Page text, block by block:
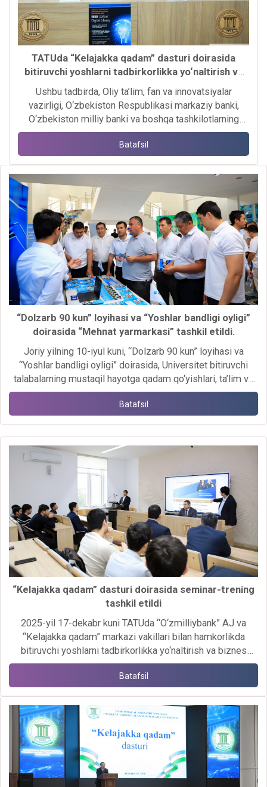
TATUda “Kelajakka qadam” dasturi doirasida
bitiruvchi yoshlarni tadbirkorlikka yo‘naltirish va
ularning biznes loyihalarini moliyalashtirish
masalalariga bag‘ishlangan seminar-trening
tashkil etildi.
Ushbu tadbirda, Oliy ta’lim, fan va innovatsiyalar
vazirligi, O‘zbekiston Respublikasi markaziy banki,
O‘zbekiston milliy banki va boshqa tashkilotlarning
mas’ul hodimlari ishtirok etishdi.
Batafsil
“Dolzarb 90 kun” loyihasi va “Yoshlar bandligi oyligi”
doirasida “Mehnat yarmarkasi” tashkil etildi.
Joriy yilning 10-iyul kuni, “Dolzarb 90 kun” loyihasi va
“Yoshlar bandligi oyligi” doirasida, Universitet bitiruvchi
talabalarning mustaqil hayotga qadam qo‘yishlari, ta’lim va
bandlik sohalarida o‘z iqtidori va salohiyatini to‘liq namoyon
etishlari uchun sharoitlarni kengaytirish, ularning bandligiga
qiziqishlarini yanada kuchaytirish va potensial ish
beruvchilar bilan ularni to‘g‘ridan-to‘g‘ri aloqasini yo‘lga
qo‘yishga ko‘maklashish maqsadida, “Mehnat yarmarkasi”
Batafsil
“Kelajakka qadam” dasturi doirasida seminar-trening
tashkil etildi
2025-yil 17-dekabr kuni TATUda “O‘zmilliybank” AJ va
“Kelajakka qadam” markazi vakillari bilan hamkorlikda
bitiruvchi yoshlarni tadbirkorlikka yo‘naltirish va biznes
loyihalarini moliyalashtirish masalalariga bag‘ishlangan
seminar-trening o‘tkazildi.
Batafsil